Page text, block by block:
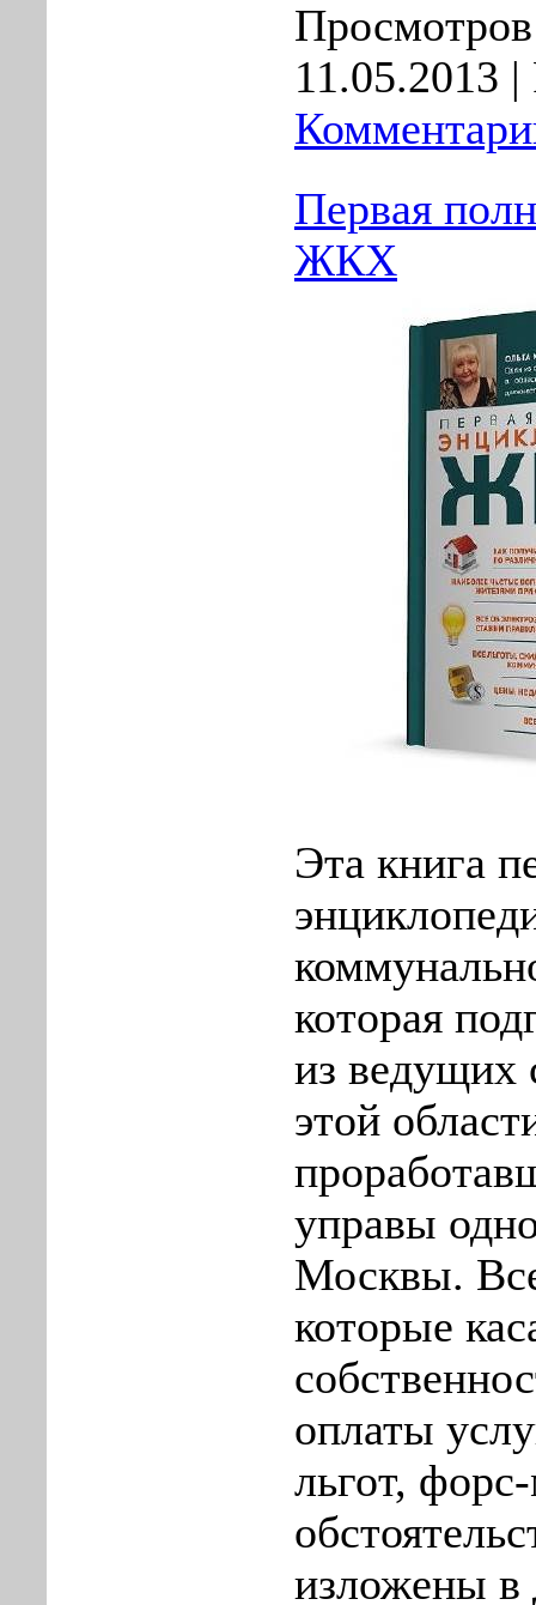
11.05.2013 |
Первая
ЖКХ
Эта книга
которая
из ведущих
этой
управы
Москвы.
которые
оплаты
льгот,
изложены в